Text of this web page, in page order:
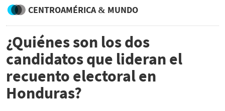
CENTROAMÉRICA & MUNDO
¿Quiénes son los dos
candidatos que lideran el
recuento electoral en
Honduras?